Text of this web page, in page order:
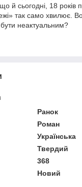
й сьогодні, 18 років
так само хвилює.
неактуальним?
Ранок
Роман
Українська
Твердий
368
Новий